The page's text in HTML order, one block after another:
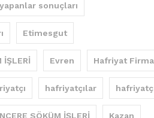
yapanlar sonuçları
Etimesgut
İŞLERİ Evren Hafriyat
hafriyatçılar
SÖKÜM İŞLERİ Kazan